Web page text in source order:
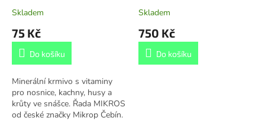
Skladem
75 Kč
Do košíku
Minerální krmivo s vitaminy
pro nosnice, kachny, husy a
krůty ve snášce. Řada MIKROS
od české značky Mikrop Čebín.
Skladem
750 Kč
Do košíku